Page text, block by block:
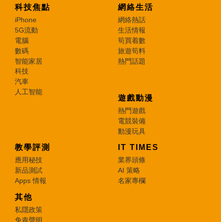
科技焦點
iPhone
5G流動
電腦
數碼
智能家居
科技
汽車
人工智能
網絡生活
網絡熱話
生活情報
筍買着數
旅遊筍料
熱門話題
遊戲動漫
熱門遊戲
電競裝備
動漫玩具
教學評測
應用秘技
新品測試
Apps 情報
IT TIMES
業界頭條
AI 策略
名家專欄
其他
私隱政策
免責聲明